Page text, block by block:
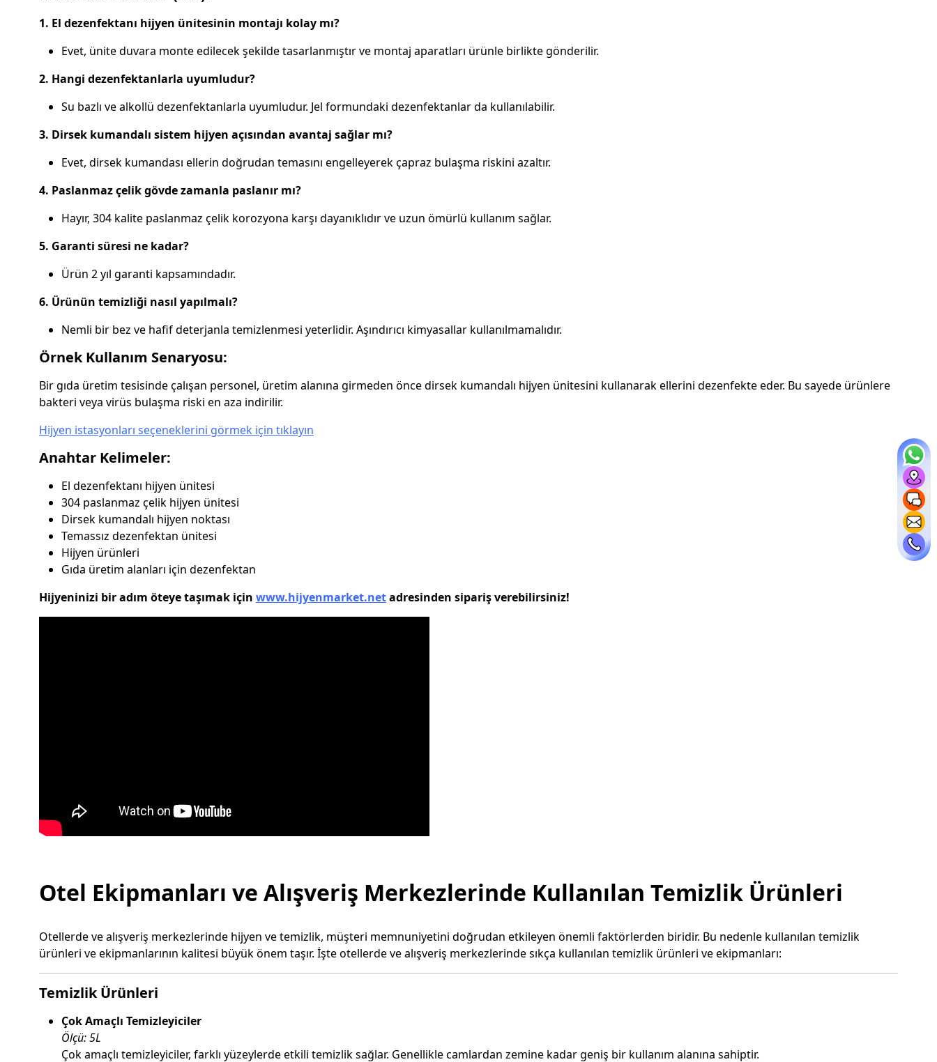
1. El dezenfektanı hijyen ünitesinin montajı kolay mı?
Evet, ünite duvara monte edilecek şekilde tasarlanmıştır ve montaj aparatları ürünle birlikte gönderilir.
2. Hangi dezenfektanlarla uyumludur?
Su bazlı ve alkollü dezenfektanlarla uyumludur. Jel formundaki dezenfektanlar da kullanılabilir.
3. Dirsek kumandalı sistem hijyen açısından avantaj sağlar mı?
Evet, dirsek kumandası ellerin doğrudan temasını engelleyerek çapraz bulaşma riskini azaltır.
4. Paslanmaz çelik gövde zamanla paslanır mı?
Hayır, 304 kalite paslanmaz çelik korozyona karşı dayanıklıdır ve uzun ömürlü kullanım sağlar.
5. Garanti süresi ne kadar?
Ürün 2 yıl garanti kapsamındadır.
6. Ürünün temizliği nasıl yapılmalı?
Nemli bir bez ve hafif deterjanla temizlenmesi yeterlidir. Aşındırıcı kimyasallar kullanılmamalıdır.
Örnek Kullanım Senaryosu:
Bir gıda üretim tesisinde çalışan personel, üretim alanına girmeden önce dirsek kumandalı hijyen ünitesini kullanarak ellerini dezenfekte eder. Bu sayede ürünlere
bakteri veya virüs bulaşma riski en aza indirilir.
Hijyen istasyonları seçeneklerini görmek için tıklayın
Anahtar Kelimeler:
El dezenfektanı hijyen ünitesi
304 paslanmaz çelik hijyen ünitesi
Dirsek kumandalı hijyen noktası
Temassız dezenfektan ünitesi
Hijyen ürünleri
Gıda üretim alanları için dezenfektan
Hijyeninizi bir adım öteye taşımak için www.hijyenmarket.netadresinden sipariş verebilirsiniz!
Otel Ekipmanları ve Alışveriş Merkezlerinde Kullanılan Temizlik Ürünleri
Otellerde ve alışveriş merkezlerinde hijyen ve temizlik, müşteri memnuniyetini doğrudan etkileyen önemli faktörlerden biridir. Bu nedenle kullanılan temizlik
ürünleri ve ekipmanlarının kalitesi büyük önem taşır. İşte otellerde ve alışveriş merkezlerinde sıkça kullanılan temizlik ürünleri ve ekipmanları:
Temizlik Ürünleri
Çok Amaçlı Temizleyiciler
Ölçü: 5L
Çok amaçlı temizleyiciler, farklı yüzeylerde etkili temizlik sağlar. Genellikle camlardan zemine kadar geniş bir kullanım alanına sahiptir.